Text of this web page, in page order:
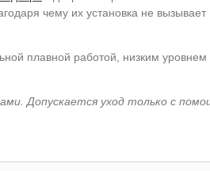
чему их установка не вызывает
плавной работой, низким
Допускается уход только с